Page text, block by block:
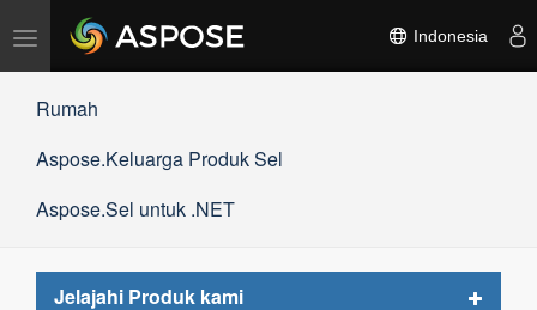
Alihkan
navigasi
Indonesia
Rumah
Aspose.Keluarga Produk Sel
Aspose.Sel untuk .NET
Jelajahi Produk kami
Toggle